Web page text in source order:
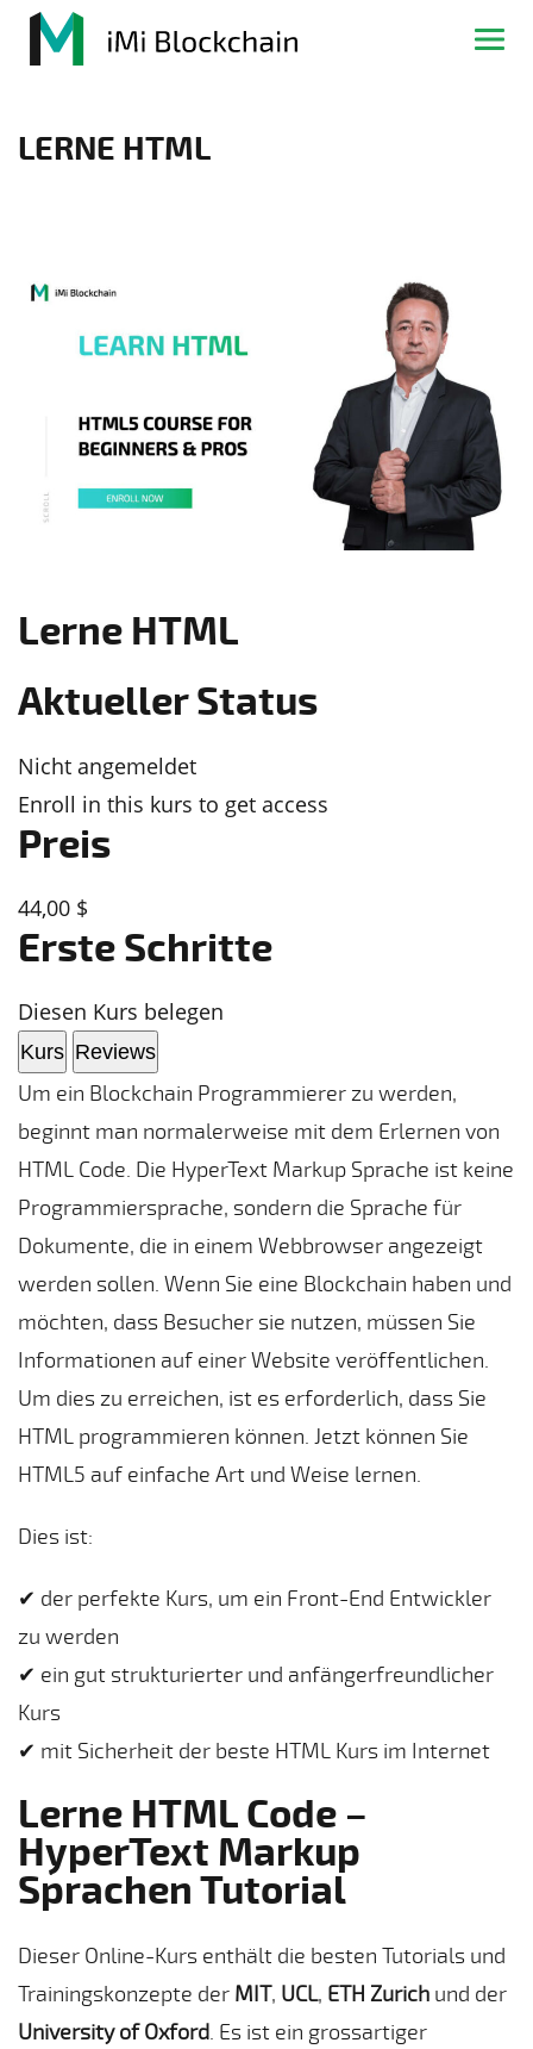
LERNE HTML
Lerne HTML
Aktueller Status
Nicht angemeldet
Enroll in this kurs to get access
Preis
44,00 $
Erste Schritte
Diesen Kurs belegen
Kurs Reviews
Um ein Blockchain Programmierer zu werden,
beginnt man normalerweise mit dem Erlernen von
HTML Code. Die HyperText Markup Sprache ist keine
Programmiersprache, sondern die Sprache für
Dokumente, die in einem Webbrowser angezeigt
werden sollen. Wenn Sie eine Blockchain haben und
möchten, dass Besucher sie nutzen, müssen Sie
Informationen auf einer Website veröffentlichen.
Um dies zu erreichen, ist es erforderlich, dass Sie
HTML programmieren können. Jetzt können Sie
HTML5 auf einfache Art und Weise lernen.
Dies ist:
✔ der perfekte Kurs, um ein Front-End Entwickler
zu werden
✔ ein gut strukturierter und anfängerfreundlicher
Kurs
✔ mit Sicherheit der beste HTML Kurs im Internet
Lerne HTML Code –
HyperText Markup
Sprachen Tutorial
Dieser Online-Kurs enthält die besten Tutorials und
Trainingskonzepte der MIT, UCL, ETH Zurich und der
University of Oxford . Es ist ein grossartiger